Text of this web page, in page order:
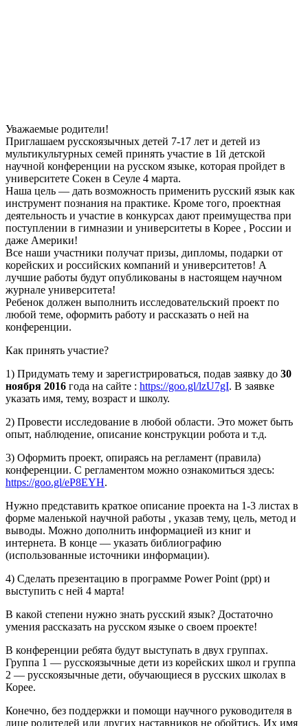
Уважаемые родители!
Приглашаем русскоязычных детей 7-17 лет и детей из
мультикультурных семей принять участие в 1й детской
научной конференции на русском языке, которая пройдет в
университете Сокен в Сеуле 4 марта.
Наша цель — дать возможность применить русский язык как
инструмент познания на практике. Кроме того, проектная
деятельность и участие в конкурсах дают преимущества при
поступлении в гимназии и университеты в Корее , России и
даже Америки!
Все наши участники получат призы, дипломы, подарки от
корейских и российских компаний и университетов! А
лучшие работы будут опубликованы в настоящем научном
журнале университета!
Ребенок должен выполнить исследовательский проект по
любой теме, оформить работу и рассказать о ней на
конференции.
Как принять участие?
1) Придумать тему и зарегистрироваться, подав заявку до 30
ноября 2016 года на сайте : https://goo.gl/lzU7gI. В заявке
указать имя, тему, возраст и школу.
2) Провести исследование в любой области. Это может быть
опыт, наблюдение, описание конструкции робота и т.д.
3) Оформить проект, опираясь на регламент (правила)
конференции. С регламентом можно ознакомиться здесь:
https://goo.gl/eP8EYH.
Нужно представить краткое описание проекта на 1-3 листах в
форме маленькой научной работы , указав тему, цель, метод и
выводы. Можно дополнить информацией из книг и
интернета. В конце — указать библиографию
(использованные источники информации).
4) Сделать презентацию в программе Power Point (ppt) и
выступить с ней 4 марта!
В какой степени нужно знать русский язык? Достаточно
умения рассказать на русском языке о своем проекте!
В конференции ребята будут выступать в двух группах.
Группа 1 — русскоязычные дети из корейских школ и группа
2 — русскоязычные дети, обучающиеся в русских школах в
Корее.
Конечно, без поддержки и помощи научного руководителя в
лице родителей или других наставников не обойтись. Их имя